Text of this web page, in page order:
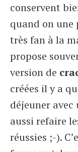
conservent
quand on une
très fan à la
propose
version de
créées il y a
déjeuner avec
aussi refaire
réussies ;-).